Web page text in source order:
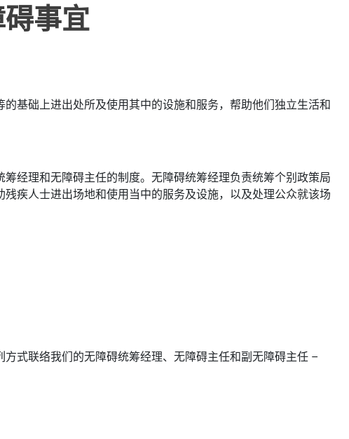
事宜
基础上进出处所及使用其中的设施和服务，帮助他们独立生活和
经理和无障碍主任的制度。无障碍统筹经理负责统筹个别政策局
疾人士进出场地和使用当中的服务及设施，以及处理公众就该场
式联络我们的无障碍统筹经理、无障碍主任和副无障碍主任 –